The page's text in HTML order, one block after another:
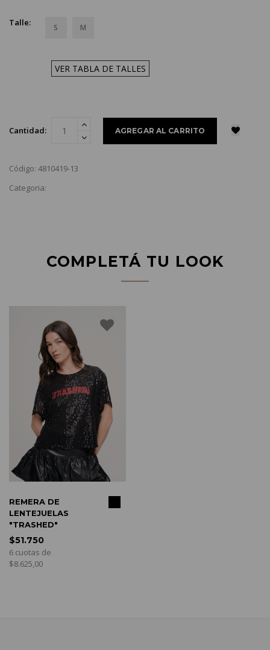
Talle: S M
VER TABLA DE TALLES
Cantidad:
Código: 4810419-13
Categoria:
COMPLETÁ TU LOOK
REMERA DE
LENTEJUELAS
"TRASHED"
$51.750
6 cuotas de
$8.625,00